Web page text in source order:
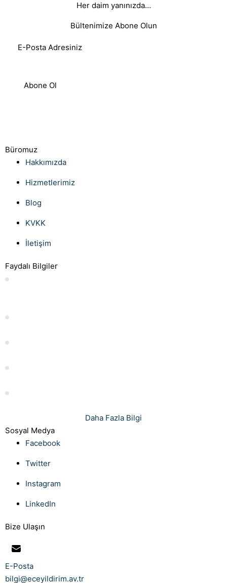
Her daim yanınızda…
Bültenimize Abone Olun
Abone Ol
Büromuz
Hakkımızda
Hizmetlerimiz
Blog
KVKK
İletişim
Faydalı Bilgiler
Daha Fazla Bilgi
Sosyal Medya
Facebook
Twitter
Instagram
LinkedIn
Bize Ulaşın
E-Posta
bilgi@eceyildirim.av.tr